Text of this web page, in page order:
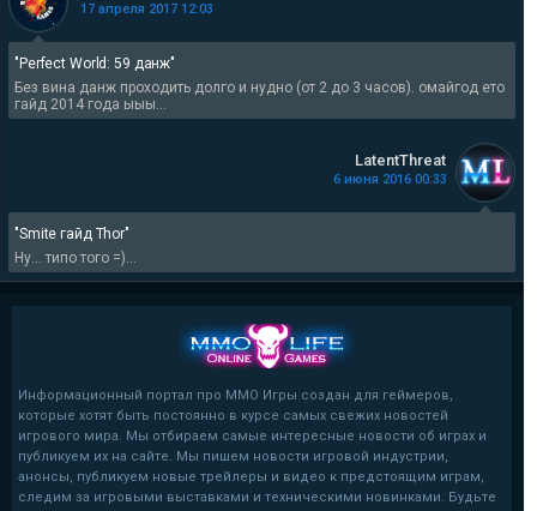
"Perfect World: 59 данж"
Без вина данж проходить долго и нудно (от 2 до 3 часов). омайгод ето
гайд 2014 года ыыы...
17 апреля 2017 12:03
"Smite гайд Thor"
Ну... типо того =)...
LatentThreat
6 июня 2016 00:33
Информационный портал про MMO Игры создан для геймеров,
которые хотят быть постоянно в курсе самых свежих новостей
игрового мира. Мы отбираем самые интересные новости об играх и
публикуем их на сайте. Мы пишем новости игровой индустрии,
анонсы, публикуем новые трейлеры и видео к предстоящим играм,
следим за игровыми выставками и техническими новинками. Будьте